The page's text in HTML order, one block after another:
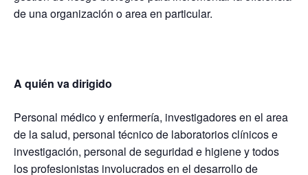
de una organización o area en particular.
A quién va dirigido
Personal médico y enfermería, investigadores en el area
de la salud, personal técnico de laboratorios clínicos e
investigación, personal de seguridad e higiene y todos
los profesionistas involucrados en el desarrollo de